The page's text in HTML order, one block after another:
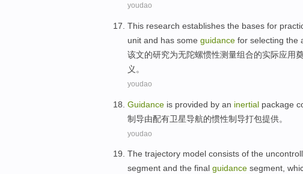
youdao
This research establishes the bases for
unit and has some guidance for selecting the
该文的研究为无陀螺惯性测量组合的实际应用
义 。
youdao
Guidance is provided by an inertial package
制导由配有卫星导航的惯性制导打包提供。
youdao
The trajectory model consists of the
segment and the final guidance segment,